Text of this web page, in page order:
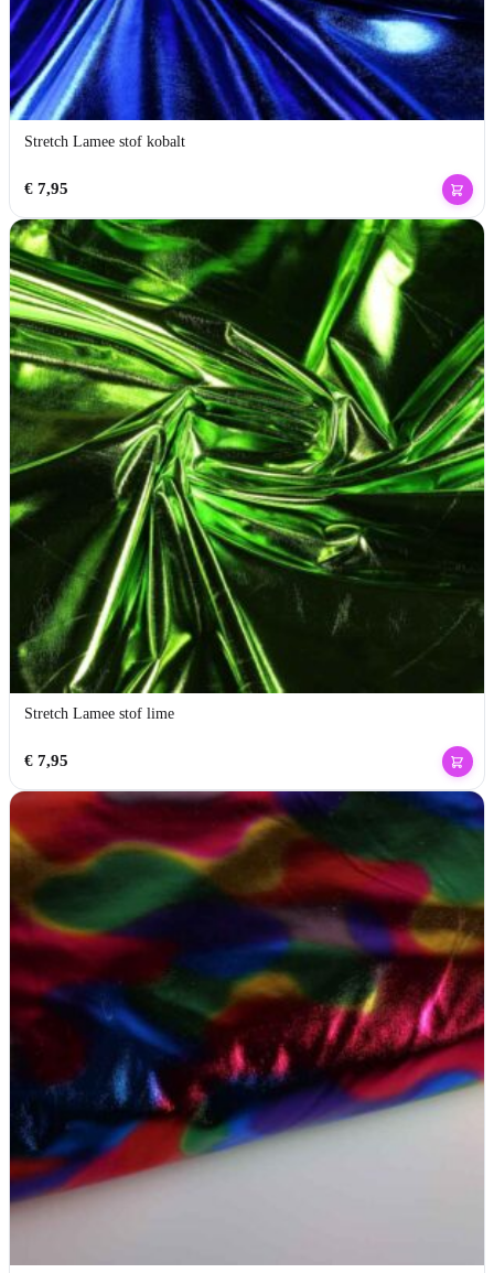
Stretch Lamee stof kobalt
€7,95
Stretch Lamee stof lime
€7,95